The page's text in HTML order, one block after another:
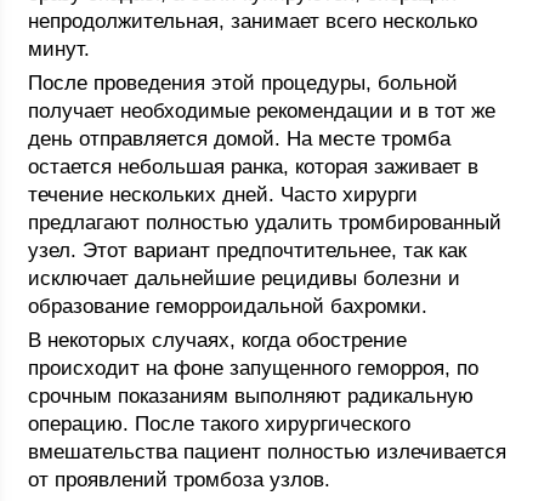
непродолжительная, занимает всего несколько
минут.
После проведения этой процедуры, больной
получает необходимые рекомендации и в тот же
день отправляется домой. На месте тромба
остается небольшая ранка, которая заживает в
течение нескольких дней. Часто хирурги
предлагают полностью удалить тромбированный
узел. Этот вариант предпочтительнее, так как
исключает дальнейшие рецидивы болезни и
образование геморроидальной бахромки.
В некоторых случаях, когда обострение
происходит на фоне запущенного геморроя, по
срочным показаниям выполняют радикальную
операцию. После такого хирургического
вмешательства пациент полностью излечивается
от проявлений тромбоза узлов.